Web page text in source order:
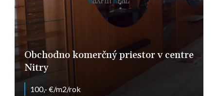
Obchodno komerčný priestor v centre
Nitry
100,- €/m2/rok